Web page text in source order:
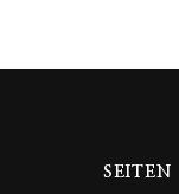
SEITEN